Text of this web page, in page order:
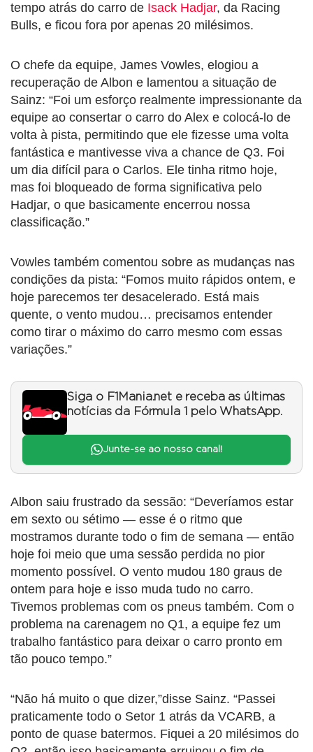
tempo atrás do carro de Isack Hadjar, da Racing
Bulls, e ficou fora por apenas 20 milésimos.
O chefe da equipe, James Vowles, elogiou a
recuperação de Albon e lamentou a situação de
Sainz: “Foi um esforço realmente impressionante da
equipe ao consertar o carro do Alex e colocá-lo de
volta à pista, permitindo que ele fizesse uma volta
fantástica e mantivesse viva a chance de Q3. Foi
um dia difícil para o Carlos. Ele tinha ritmo hoje,
mas foi bloqueado de forma significativa pelo
Hadjar, o que basicamente encerrou nossa
classificação.”
Vowles também comentou sobre as mudanças nas
condições da pista: “Fomos muito rápidos ontem, e
hoje parecemos ter desacelerado. Está mais
quente, o vento mudou… precisamos entender
como tirar o máximo do carro mesmo com essas
variações.”
Siga o F1Mania.net e receba as últimas
notícias da Fórmula 1 pelo WhatsApp.
Junte-se ao nosso canal!
Albon saiu frustrado da sessão: “Deveríamos estar
em sexto ou sétimo — esse é o ritmo que
mostramos durante todo o fim de semana — então
hoje foi meio que uma sessão perdida no pior
momento possível. O vento mudou 180 graus de
ontem para hoje e isso muda tudo no carro.
Tivemos problemas com os pneus também. Com o
problema na carenagem no Q1, a equipe fez um
trabalho fantástico para deixar o carro pronto em
tão pouco tempo.”
“Não há muito o que dizer,”disse Sainz. “Passei
praticamente todo o Setor 1 atrás da VCARB, a
ponto de quase batermos. Fiquei a 20 milésimos do